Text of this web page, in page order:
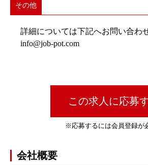
その他
詳細については下記へお問い合わ
info@job-pot.com
この求人に応募
※応募するには会員登録が
会社概要